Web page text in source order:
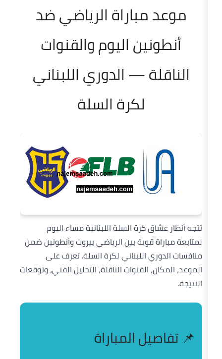
الرياضي ضد
اليوم والقنوات
— الدوري اللبناني
لكرة السلة
كرة السلة اللبنانية مساء اليوم
قوية بينالرياضي بيروتوأنطونينضمن
اللبناني لكرة السلة. تعرف على
القنوات الناقلة، التحليل الفني، وتوقعات
المباراة